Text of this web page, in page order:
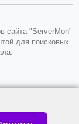
сайта "ServerMon"
для поисковых